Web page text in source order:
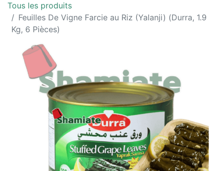
Tous les produits
Feuilles De Vigne Farcie au Riz (Yalanji) (Durra, 1.9
Kg, 6 Pièces)